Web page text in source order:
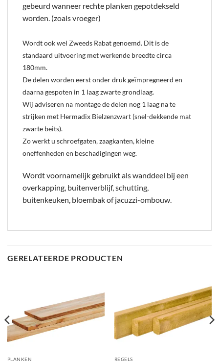
gebeurd wanneer rechte planken gepotdekseld
worden. (zoals vroeger)
Wordt ook wel Zweeds Rabat genoemd. Dit is de
standaard uitvoering met werkende breedte circa
180mm.
De delen worden eerst onder druk geïmpregneerd en
daarna gespoten in 1 laag zwarte grondlaag.
Wij adviseren na montage de delen nog 1 laag na te
strijken met Hermadix Bielzenzwart (snel-dekkende mat
zwarte beits).
Zo werkt u schroefgaten, zaagkanten, kleine
oneffenheden en beschadigingen weg.
Wordt voornamelijk gebruikt als wanddeel bij een
overkapping, buitenverblijf, schutting,
buitenkeuken, bloembak of jacuzzi-ombouw.
GERELATEERDE PRODUCTEN
PLANKEN REGELS